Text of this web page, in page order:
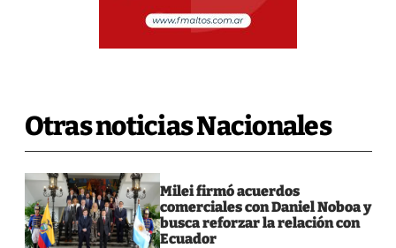
Otras noticias Nacionales
Milei firmó acuerdos
comerciales con Daniel Noboa y
busca reforzar la relación con
Ecuador